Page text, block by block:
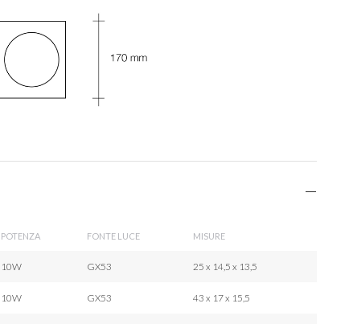
POTENZA FONTE LUCE MISURE
10W GX53 25 x 14,5 x 13,5
10W GX53 43 x 17 x 15,5